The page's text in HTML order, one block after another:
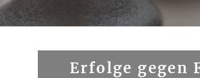
Erfolge gegen